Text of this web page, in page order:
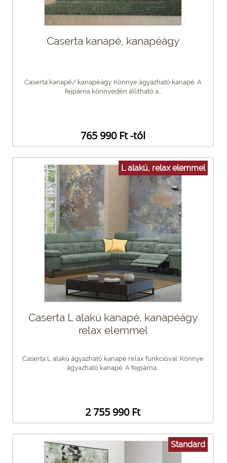
Caserta kanapé, kanapéágy
Caserta kanapé/ kanapéágy. Könnye ágyazható kanapé. A
fejpárna könnyedén állítható a...
765 990 Ft -tól
L alakú, relax elemmel
Caserta L alakú kanapé, kanapéágy
relax elemmel
Caserta L alakú ágyazható kanapé relax funkcióval. Könnye
ágyazható kanapé. A fejpárna...
2 755 990 Ft
Standard